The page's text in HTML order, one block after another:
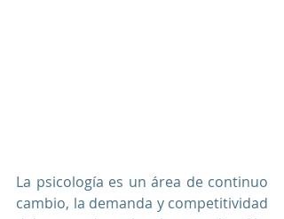
La psicología es un área de continuo
cambio, la demanda y competitividad